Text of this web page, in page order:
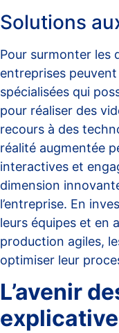
Solutions
Pour surmonter les
entreprises
spécialisées qui
pour réaliser des
recours à des
réalité augmentée
interactives et
dimension
l’entreprise. En
leurs équipes et en
production agiles,
optimiser leur
L’avenir